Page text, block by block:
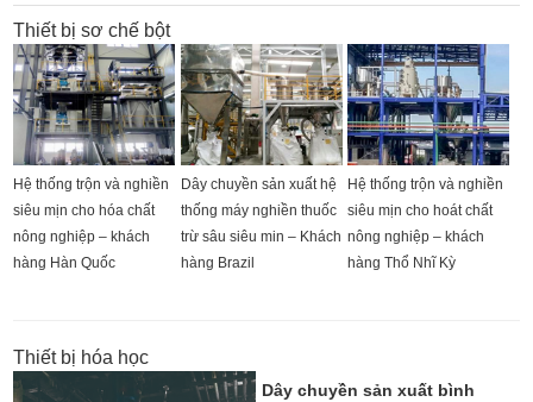
Thiết bị sơ chế bột
Hệ thống trộn và nghiền
siêu mịn cho hóa chất
nông nghiệp – khách
hàng Hàn Quốc
Dây chuyền sản xuất hệ
thống máy nghiền thuốc
trừ sâu siêu min – Khách
hàng Brazil
Hệ thống trộn và nghiền
siêu mịn cho hoát chất
nông nghiệp – khách
hàng Thổ Nhĩ Kỳ
Thiết bị hóa học
Dây chuyền sản xuất bình